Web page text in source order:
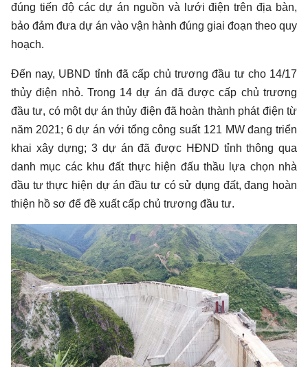
đúng tiến độ các dự án nguồn và lưới điện trên địa bàn,
bảo đảm đưa dự án vào vận hành đúng giai đoạn theo quy
hoạch.
Đến nay, UBND tỉnh đã cấp chủ trương đầu tư cho 14/17
thủy điện nhỏ. Trong 14 dự án đã được cấp chủ trương
đầu tư, có một dự án thủy điện đã hoàn thành phát điện từ
năm 2021; 6 dự án với tổng công suất 121 MW đang triển
khai xây dựng; 3 dự án đã được HĐND tỉnh thông qua
danh mục các khu đất thực hiện đấu thầu lựa chọn nhà
đầu tư thực hiện dự án đầu tư có sử dụng đất, đang hoàn
thiện hồ sơ để đề xuất cấp chủ trương đầu tư.